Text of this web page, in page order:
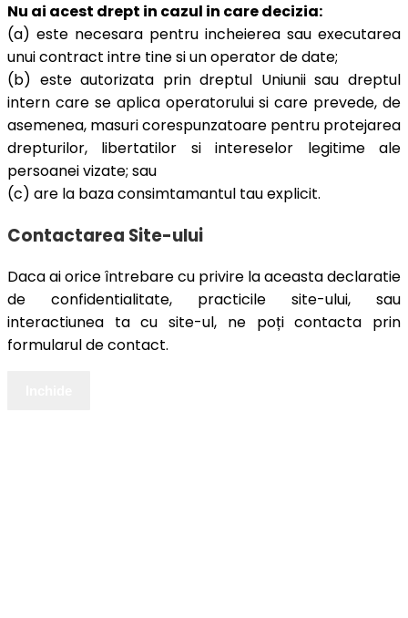
Nu ai acest drept in cazul in care decizia:
(a) este necesara pentru incheierea sau executarea
unui contract intre tine si un operator de date;
(b) este autorizata prin dreptul Uniunii sau dreptul
intern care se aplica operatorului si care prevede, de
asemenea, masuri corespunzatoare pentru protejarea
drepturilor, libertatilor si intereselor legitime ale
persoanei vizate; sau
(c) are la baza consimtamantul tau explicit.
Contactarea Site-ului
Daca ai orice întrebare cu privire la aceasta declaratie
de confidentialitate, practicile site-ului, sau
interactiunea ta cu site-ul, ne poți contacta prin
formularul de contact.